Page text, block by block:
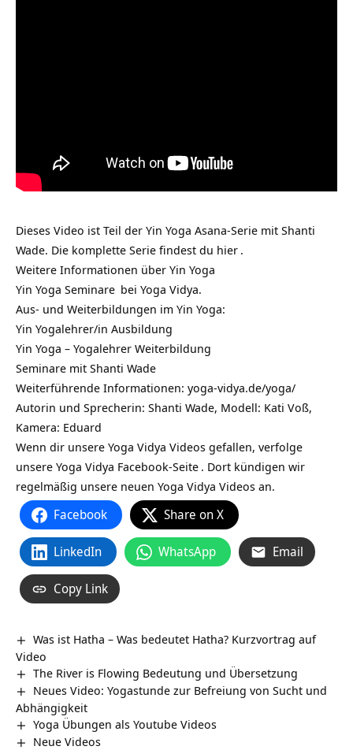
Dieses Video ist Teil der Yin Yoga Asana-Serie mit Shanti
Wade. Die komplette Serie findest du hier .
Weitere Informationen über Yin Yoga
Yin Yoga Seminare bei Yoga Vidya.
Aus- und Weiterbildungen im Yin Yoga:
Yin Yogalehrer/in Ausbildung
Yin Yoga – Yogalehrer Weiterbildung
Seminare mit Shanti Wade
Weiterführende Informationen: yoga-vidya.de/yoga/
Autorin und Sprecherin: Shanti Wade, Modell: Kati Voß,
Kamera: Eduard
Wenn dir unsere Yoga Vidya Videos gefallen, verfolge
unsere Yoga Vidya Facebook-Seite . Dort kündigen wir
regelmäßig unsere neuen Yoga Vidya Videos an.
Facebook Share on X
LinkedIn WhatsApp Email
Copy Link
Was ist Hatha – Was bedeutet Hatha? Kurzvortrag auf
Video
The River is Flowing Bedeutung und Übersetzung
Neues Video: Yogastunde zur Befreiung von Sucht und
Abhängigkeit
Yoga Übungen als Youtube Videos
Neue Videos